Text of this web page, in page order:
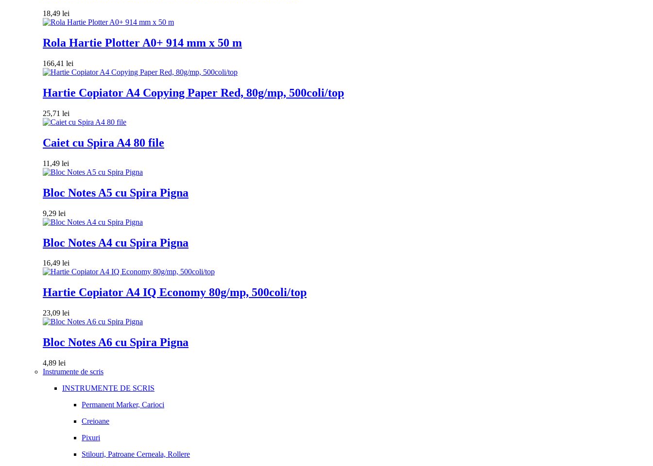
18,49 lei
Rola Hartie Plotter A0+ 914 mm x 50 m
166,41 lei
Hartie Copiator A4 Copying Paper Red, 80g/mp, 500coli/top
25,71 lei
Caiet cu Spira A4 80 file
11,49 lei
Bloc Notes A5 cu Spira Pigna
9,29 lei
Bloc Notes A4 cu Spira Pigna
16,49 lei
Hartie Copiator A4 IQ Economy 80g/mp, 500coli/top
23,09 lei
Bloc Notes A6 cu Spira Pigna
4,89 lei
Instrumente de scris
INSTRUMENTE DE SCRIS
Permanent Marker, Carioci
Creioane
Pixuri
Stilouri, Patroane Cerneala, Rollere